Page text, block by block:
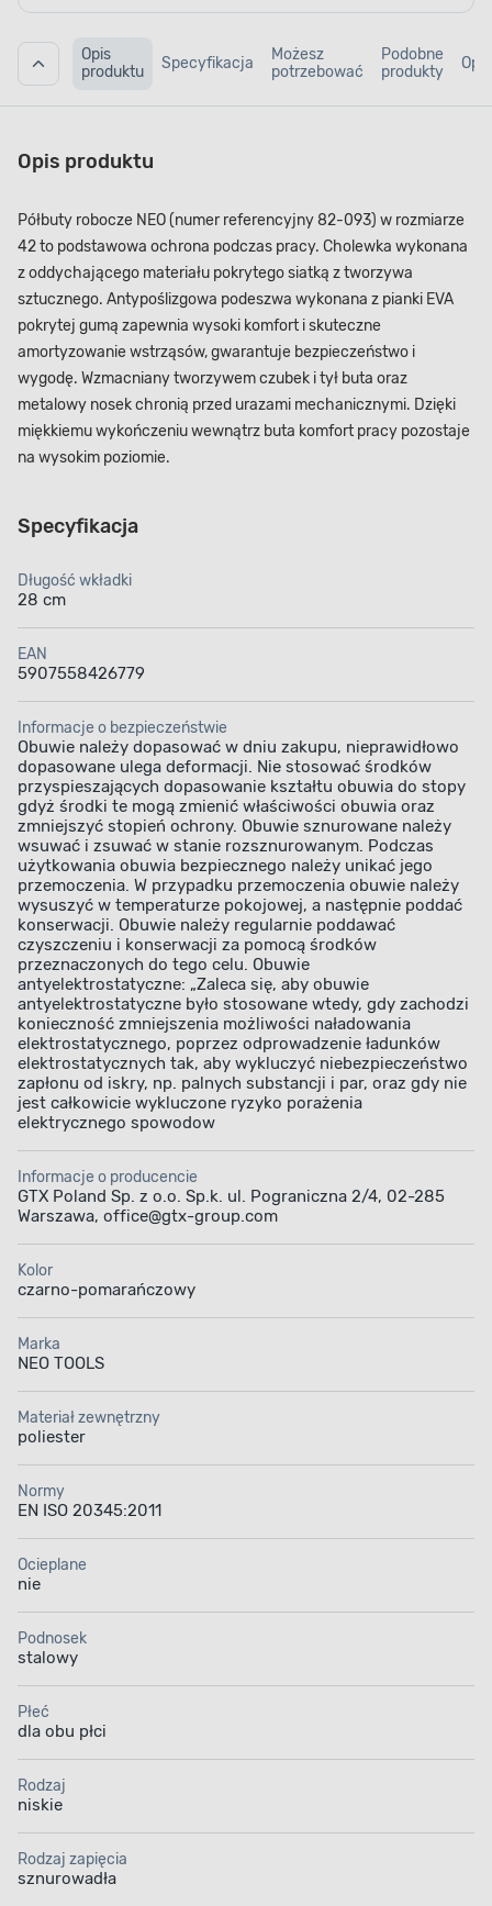
Opis
produktu
Specyfikacja
Możesz
potrzebować
Podobne
produkty
Opis produktu
Półbuty robocze NEO (numer referencyjny 82-093) w rozmiarze
42 to podstawowa ochrona podczas pracy. Cholewka wykonana
z oddychającego materiału pokrytego siatką z tworzywa
sztucznego. Antypoślizgowa podeszwa wykonana z pianki EVA
pokrytej gumą zapewnia wysoki komfort i skuteczne
amortyzowanie wstrząsów, gwarantuje bezpieczeństwo i
wygodę. Wzmacniany tworzywem czubek i tył buta oraz
metalowy nosek chronią przed urazami mechanicznymi. Dzięki
miękkiemu wykończeniu wewnątrz buta komfort pracy pozostaje
na wysokim poziomie.
Specyfikacja
Długość wkładki
28 cm
EAN
5907558426779
Informacje o bezpieczeństwie
Obuwie należy dopasować w dniu zakupu, nieprawidłowo
dopasowane ulega deformacji. Nie stosować środków
przyspieszających dopasowanie kształtu obuwia do stopy
gdyż środki te mogą zmienić właściwości obuwia oraz
zmniejszyć stopień ochrony. Obuwie sznurowane należy
wsuwać i zsuwać w stanie rozsznurowanym. Podczas
użytkowania obuwia bezpiecznego należy unikać jego
przemoczenia. W przypadku przemoczenia obuwie należy
wysuszyć w temperaturze pokojowej, a następnie poddać
konserwacji. Obuwie należy regularnie poddawać
czyszczeniu i konserwacji za pomocą środków
przeznaczonych do tego celu. Obuwie
antyelektrostatyczne: „Zaleca się, aby obuwie
antyelektrostatyczne było stosowane wtedy, gdy zachodzi
konieczność zmniejszenia możliwości naładowania
elektrostatycznego, poprzez odprowadzenie ładunków
elektrostatycznych tak, aby wykluczyć niebezpieczeństwo
zapłonu od iskry, np. palnych substancji i par, oraz gdy nie
jest całkowicie wykluczone ryzyko porażenia
elektrycznego spowodow
Informacje o producencie
GTX Poland Sp. z o.o. Sp.k. ul. Pograniczna 2/4, 02-285
Warszawa, office@gtx-group.com
Kolor
czarno-pomarańczowy
Marka
NEO TOOLS
Materiał zewnętrzny
poliester
Normy
EN ISO 20345:2011
Ocieplane
nie
Podnosek
stalowy
Płeć
dla obu płci
Rodzaj
niskie
Rodzaj zapięcia
sznurowadła